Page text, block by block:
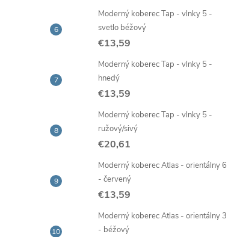
Moderný koberec Tap - vlnky 5 -
svetlo béžový
€13,59
Moderný koberec Tap - vlnky 5 -
hnedý
€13,59
Moderný koberec Tap - vlnky 5 -
ružový/sivý
€20,61
Moderný koberec Atlas - orientálny 6
- červený
€13,59
Moderný koberec Atlas - orientálny 3
- béžový
Moderný koberec Tap -
od€20,61